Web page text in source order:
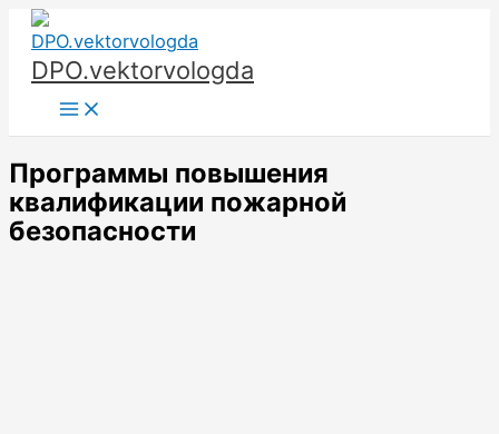
Перейти
содержимому
DPO.vektorvologda
Main
Программы повышения
квалификации пожарной
безопасности